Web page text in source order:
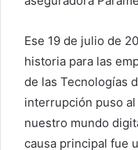
Ese 19 de julio de
historia para las
de las Tecnologías
interrupción puso
nuestro mundo
causa principal fue